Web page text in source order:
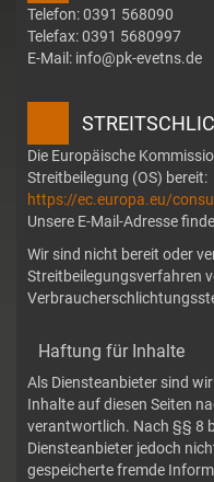
Telefon: 0391 568090
Telefax: 0391 5680997
E-Mail: info@pk-evetns.de
Die Europäische
Streitbeilegung (OS) bereit:
https://ec.europa.eu/
Unsere E-Mail-Adresse
Wir sind nicht bereit oder
Streitbeilegungsverfahren
Haftung für Inhalte
Als Diensteanbieter sind
Inhalte auf diesen Seiten
verantwortlich. Nach §§ 8
Diensteanbieter jedoch
gespeicherte fremde